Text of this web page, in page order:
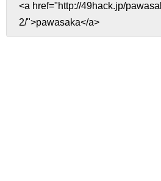
<a href="http://49hack.jp/
2/">pawasaka</a>